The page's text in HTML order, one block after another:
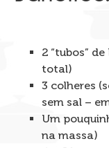
2 “tubos”
total)
3 colheres
sem sal –
Um
na massa)